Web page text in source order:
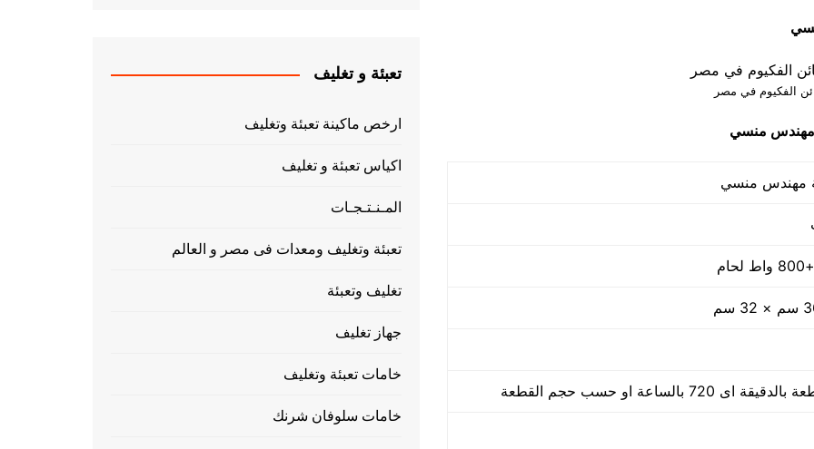
الفكيوم في مصر
تعبئة و تغليف
ارخص ماكينة تعبئة وتغليف
اكياس تعبئة و تغليف
المـنـتـجـات
تعبئة وتغليف ومعدات فى مصر و العالم
تغليف وتعبئة
جهاز تغليف
خامات تعبئة وتغليف
خامات سلوفان شرنك